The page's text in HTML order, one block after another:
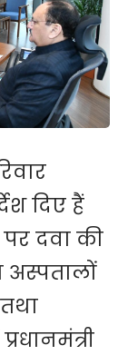
दिए हैं
दवा की